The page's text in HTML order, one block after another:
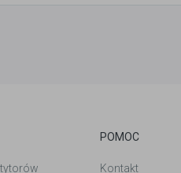
POMOC
Kontakt